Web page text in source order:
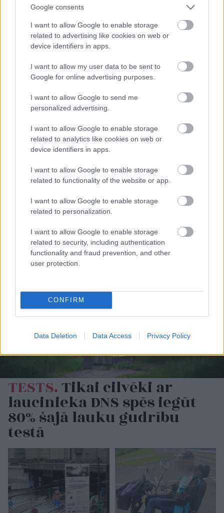
Google consents
I want to allow Google to enable storage
related to advertising like cookies on web or
device identifiers in apps.
I want to allow my user data to be sent to
Google for online advertising purposes.
I want to allow Google to send me
personalized advertising.
I want to allow Google to enable storage
related to analytics like cookies on web or
device identifiers in apps.
I want to allow Google to enable storage
related to functionality of the website or app.
I want to allow Google to enable storage
related to personalization.
I want to allow Google to enable storage
related to security, including authentication
functionality and fraud prevention, and other
user protection.
CONFIRM
Data Deletion Data Access Privacy Policy
Ar šo zodiaka zīmju
pārstāvjiem labāk
nestrīdēties: viņi vienmēr
atradīs veidu, kā pamatīgi
atriebties
vilnis: zināms, kas
notiek ar tiem, kuri tās
Modris Konovalovs
suņu kuņģos
TESTS.Tikai cilvēki ar
laucinieka DNS spēs iegūt
80% šajā lauku gudrību
testā
Atcelt Ziņot